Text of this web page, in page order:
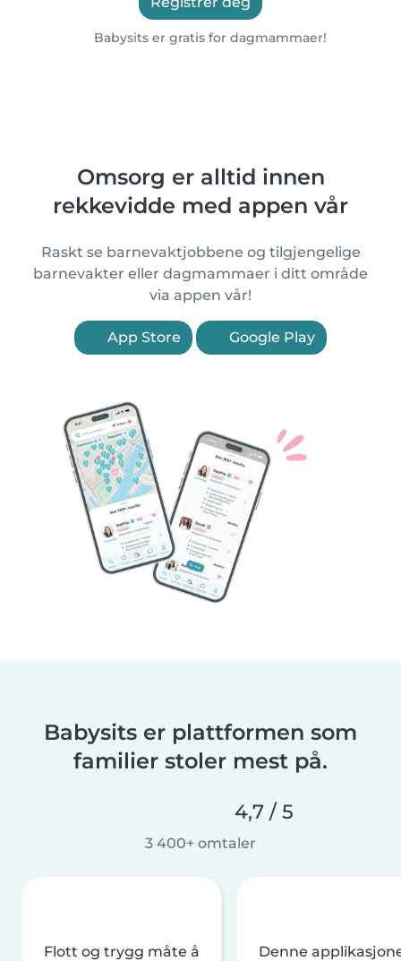
Babysits er gratis for dagmammaer!
Omsorg er alltid innen
rekkevidde med appen vår
Raskt se barnevaktjobbene og tilgjengelige
barnevakter eller dagmammaer i ditt område
via appen vår!
App Store Google Play
Babysits er plattformen som
familier stoler mest på.
4,7 / 5
3 400+ omtaler
Flott og trygg måte å
Denne